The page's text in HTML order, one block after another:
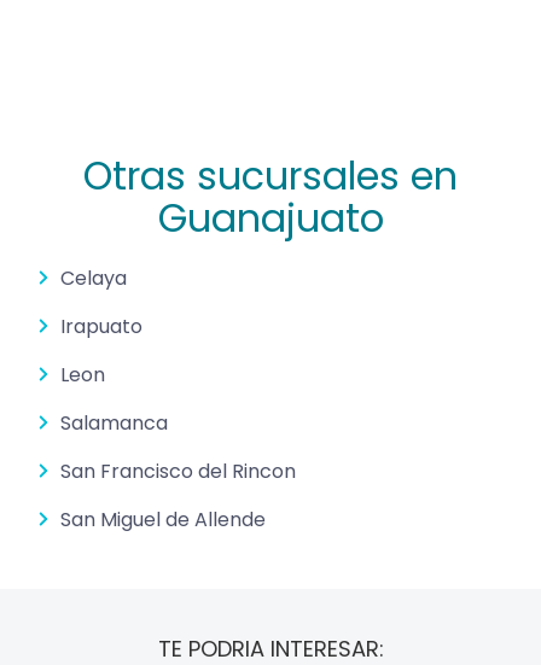
Otras sucursales en
Guanajuato
Celaya
Irapuato
Leon
Salamanca
San Francisco del Rincon
San Miguel de Allende
TE PODRIA INTERESAR: